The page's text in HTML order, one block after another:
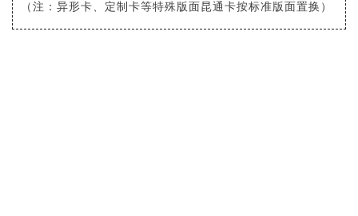
（注：异形卡、定制卡等特殊版面昆通卡按标准版面置换）